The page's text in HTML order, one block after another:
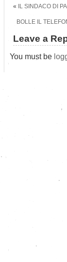
« IL SINDACO DI
BOLLE IL
Leave a
You must be